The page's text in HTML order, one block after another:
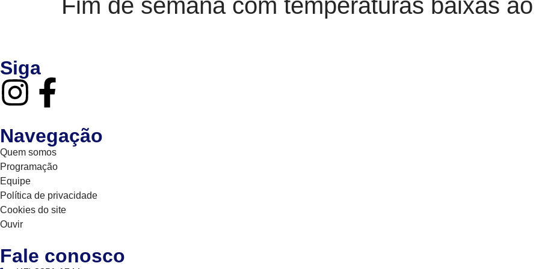
Fim de semana com temperaturas baixas
Siga
Navegação
Quem somos
Programação
Equipe
Política de privacidade
Cookies do site
Ouvir
Fale conosco